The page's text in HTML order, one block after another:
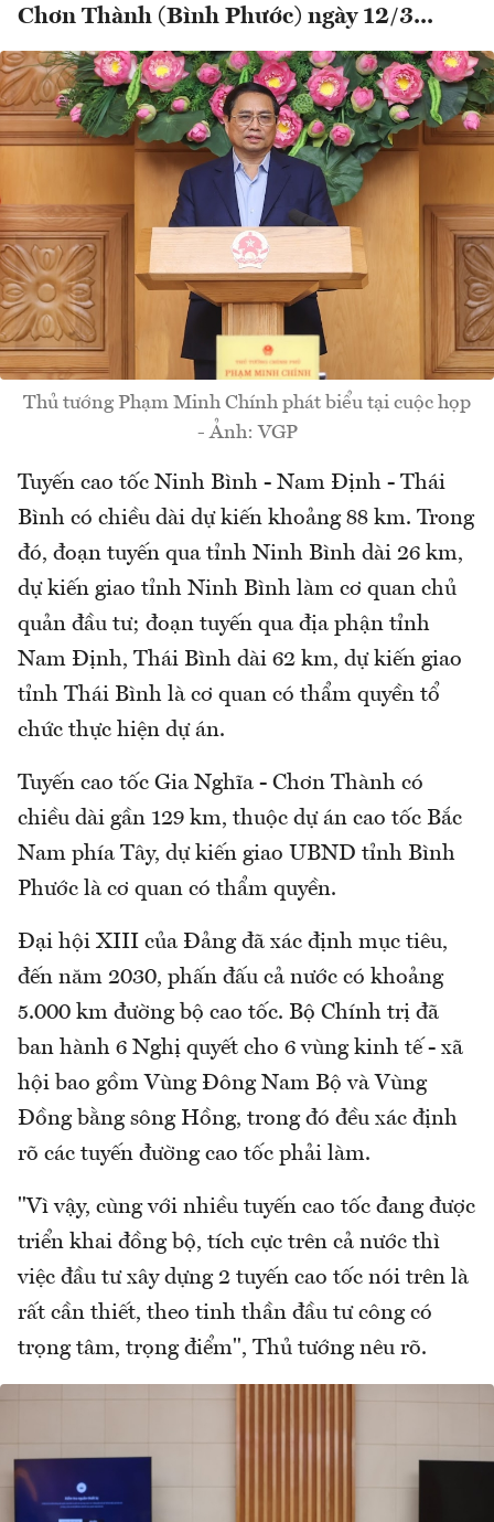
Chơn Thành (Bình Phước) ngày 12/3...
Thủ tướng Phạm Minh Chính phát biểu tại cuộc họp
- Ảnh: VGP
Tuyến cao tốc Ninh Bình - Nam Định - Thái
Bình có chiều dài dự kiến khoảng 88 km. Trong
đó, đoạn tuyến qua tỉnh Ninh Bình dài 26 km,
dự kiến giao tỉnh Ninh Bình làm cơ quan chủ
quản đầu tư; đoạn tuyến qua địa phận tỉnh
Nam Định, Thái Bình dài 62 km, dự kiến giao
tỉnh Thái Bình là cơ quan có thẩm quyền tổ
chức thực hiện dự án.
Tuyến cao tốc Gia Nghĩa - Chơn Thành có
chiều dài gần 129 km, thuộc dự án cao tốc Bắc
Nam phía Tây, dự kiến giao UBND tỉnh Bình
Phước là cơ quan có thẩm quyền.
Đại hội XIII của Đảng đã xác định mục tiêu,
đến năm 2030, phấn đấu cả nước có khoảng
5.000 km đường bộ cao tốc. Bộ Chính trị đã
ban hành 6 Nghị quyết cho 6 vùng kinh tế - xã
hội bao gồm Vùng Đông Nam Bộ và Vùng
Đồng bằng sông Hồng, trong đó đều xác định
rõ các tuyến đường cao tốc phải làm.
"Vì vậy, cùng với nhiều tuyến cao tốc đang được
triển khai đồng bộ, tích cực trên cả nước thì
việc đầu tư xây dựng 2 tuyến cao tốc nói trên là
rất cần thiết, theo tinh thần đầu tư công có
trọng tâm, trọng điểm", Thủ tướng nêu rõ.